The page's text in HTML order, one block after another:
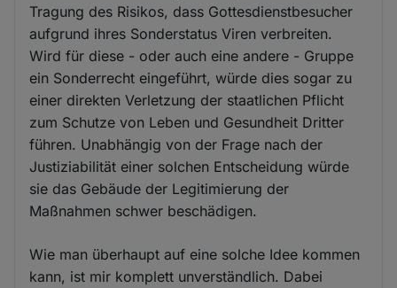
Tragung des Risikos, dass Gottesdienstbesucher
aufgrund ihres Sonderstatus Viren verbreiten.
Wird für diese - oder auch eine andere - Gruppe
ein Sonderrecht eingeführt, würde dies sogar zu
einer direkten Verletzung der staatlichen Pflicht
zum Schutze von Leben und Gesundheit Dritter
führen. Unabhängig von der Frage nach der
Justiziabilität einer solchen Entscheidung würde
sie das Gebäude der Legitimierung der
Maßnahmen schwer beschädigen.
Wie man überhaupt auf eine solche Idee kommen
kann, ist mir komplett unverständlich. Dabei